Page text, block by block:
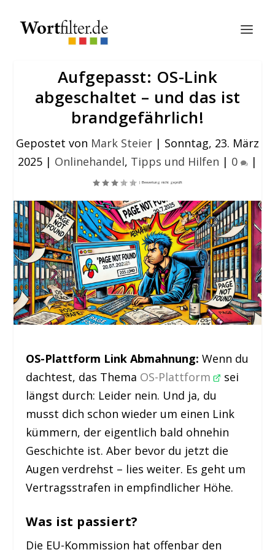
Aufgepasst: OS-Link
abgeschaltet – und das ist
brandgefährlich!
Gepostet von Mark Steier | Sonntag, 23. März
2025 | Onlinehandel, Tipps und Hilfen | 0 |
OS-Plattform Link Abmahnung: Wenn du
dachtest, das Thema OS-Plattform
sei
längst durch: Leider nein. Und ja, du
musst dich schon wieder um einen Link
kümmern, der eigentlich bald ohnehin
Geschichte ist. Aber bevor du jetzt die
Augen verdrehst – lies weiter. Es geht um
Vertragsstrafen in empfindlicher Höhe.
Was ist passiert?
Die EU-Kommission hat offenbar den